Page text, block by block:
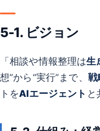
5-1. ビジョン
「相談や情報整理は生
想”から“実行”まで、 戦
トをAIエージェント と